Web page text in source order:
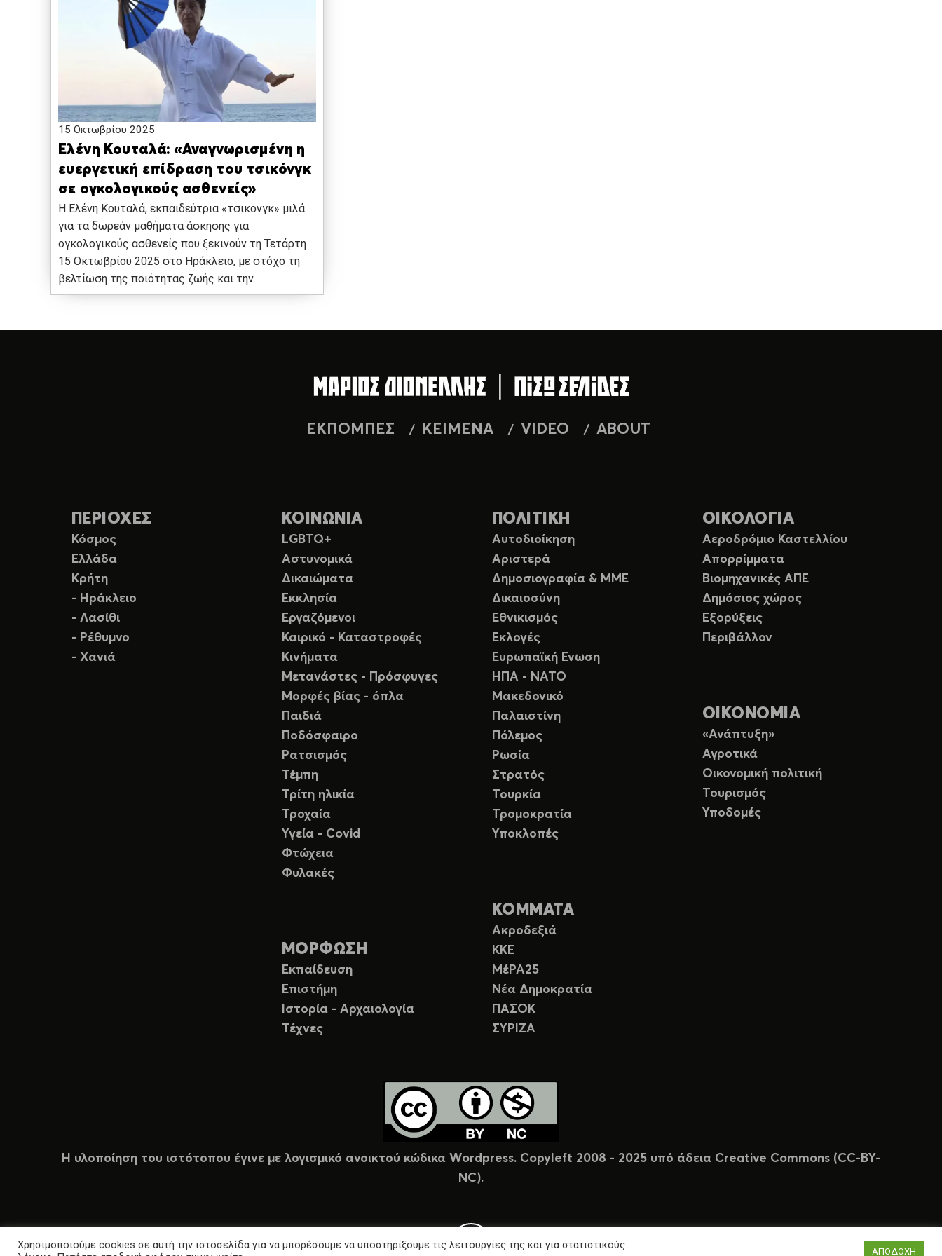
15 Οκτωβρίου 2025
Ελένη Κουταλά: «Αναγνωρισμένη η
ευεργετική επίδραση του τσικόνγκ
σε ογκολογικούς ασθενείς»
Η Ελένη Κουταλά, εκπαιδεύτρια «τσικονγκ» μιλά
για τα δωρεάν μαθήματα άσκησης για
ογκολογικούς ασθενείς που ξεκινούν τη Τετάρτη
15 Οκτωβρίου 2025 στο Ηράκλειο, με στόχο τη
βελτίωση της ποιότητας ζωής και την
ΕΚΠΟΜΠΕΣ ΚΕΙΜΕΝΑ VIDEO ABOUT
ΠΕΡΙΟΧΕΣ
Κόσμος
Ελλάδα
Κρήτη
- Ηράκλειο
- Λασίθι
- Ρέθυμνο
- Χανιά
ΚΟΙΝΩΝΙΑ
LGBTQ+
Αστυνομικά
Δικαιώματα
Εκκλησία
Εργαζόμενοι
Καιρικό - Καταστροφές
Κινήματα
Μετανάστες - Πρόσφυγες
Μορφές βίας - όπλα
Παιδιά
Ποδόσφαιρο
Ρατσισμός
Τέμπη
Τρίτη ηλικία
Τροχαία
Υγεία - Covid
Φτώχεια
Φυλακές
ΜΟΡΦΩΣΗ
Εκπαίδευση
Επιστήμη
Ιστορία - Αρχαιολογία
Τέχνες
ΠΟΛΙΤΙΚΗ
Αυτοδιοίκηση
Αριστερά
Δημοσιογραφία & ΜΜΕ
Δικαιοσύνη
Εθνικισμός
Εκλογές
Ευρωπαϊκή Ενωση
ΗΠΑ - ΝΑΤΟ
Μακεδονικό
Παλαιστίνη
Πόλεμος
Ρωσία
Στρατός
Τουρκία
Τρομοκρατία
Υποκλοπές
ΚΟΜΜΑΤΑ
Ακροδεξιά
ΚΚΕ
ΜέΡΑ25
Νέα Δημοκρατία
ΠΑΣΟΚ
ΣΥΡΙΖΑ
ΟΙΚΟΛΟΓΙΑ
Αεροδρόμιο Καστελλίου
Απορρίμματα
Βιομηχανικές ΑΠΕ
Δημόσιος χώρος
Εξορύξεις
Περιβάλλον
ΟΙΚΟΝΟΜΙΑ
«Ανάπτυξη»
Αγροτικά
Οικονομική πολιτική
Τουρισμός
Υποδομές
Η υλοποίηση του ιστότοπου έγινε με λογισμικό ανοικτού κώδικα Wordpress. Copyleft 2008 - 2025 υπό άδεια Creative Commons (CC-BY-
NC).
Χρησιμοποιούμε cookies σε αυτή την ιστοσελίδα για να μπορέσουμε να υποστηρίξουμε τις λειτουργίες της και για στατιστικούς
ΑΠΟΔΟΧΗ